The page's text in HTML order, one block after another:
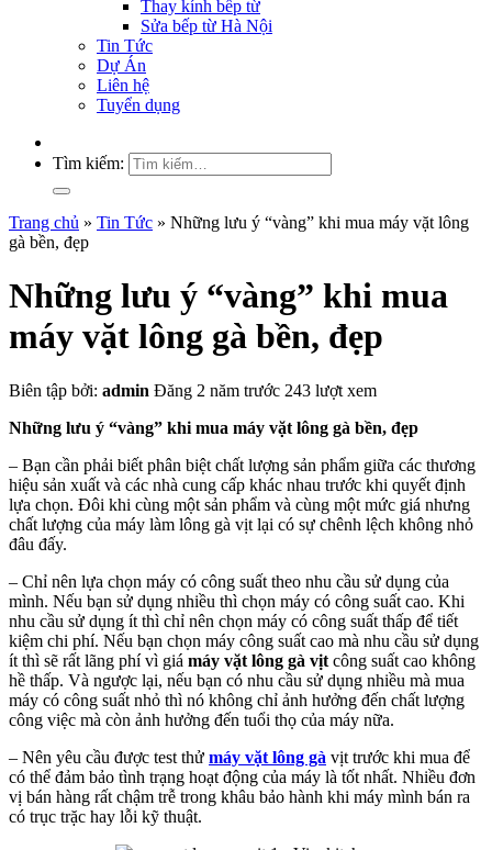
Thay kính bếp từ
Sửa bếp từ Hà Nội
Tin Tức
Dự Án
Liên hệ
Tuyển dụng
Tìm kiếm:
Trang chủ » Tin Tức » Những lưu ý “vàng” khi mua máy vặt lông
gà bền, đẹp
Những lưu ý “vàng” khi mua
máy vặt lông gà bền, đẹp
Biên tập bởi: admin Đăng 2 năm trước 243 lượt xem
Những lưu ý “vàng” khi mua máy vặt lông gà bền, đẹp
– Bạn cần phải biết phân biệt chất lượng sản phẩm giữa các thương
hiệu sản xuất và các nhà cung cấp khác nhau trước khi quyết định
lựa chọn. Đôi khi cùng một sản phẩm và cùng một mức giá nhưng
chất lượng của máy làm lông gà vịt lại có sự chênh lệch không nhỏ
đâu đấy.
– Chỉ nên lựa chọn máy có công suất theo nhu cầu sử dụng của
mình. Nếu bạn sử dụng nhiều thì chọn máy có công suất cao. Khi
nhu cầu sử dụng ít thì chỉ nên chọn máy có công suất thấp để tiết
kiệm chi phí. Nếu bạn chọn máy công suất cao mà nhu cầu sử dụng
ít thì sẽ rất lãng phí vì giá máy vặt lông gà vịt công suất cao không
hề thấp. Và ngược lại, nếu bạn có nhu cầu sử dụng nhiều mà mua
máy có công suất nhỏ thì nó không chỉ ảnh hưởng đến chất lượng
công việc mà còn ảnh hưởng đến tuổi thọ của máy nữa.
– Nên yêu cầu được test thử máy vặt lông gà vịt trước khi mua để
có thể đảm bảo tình trạng hoạt động của máy là tốt nhất. Nhiều đơn
vị bán hàng rất chậm trễ trong khâu bảo hành khi máy mình bán ra
có trục trặc hay lỗi kỹ thuật.